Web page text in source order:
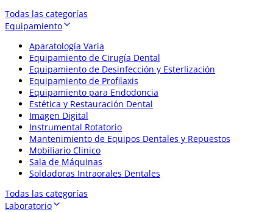
Todas las categorías
Equipamiento
Aparatología Varia
Equipamiento de Cirugía Dental
Equipamiento de Desinfección y Esterlización
Equipamiento de Profilaxis
Equipamiento para Endodoncia
Estética y Restauración Dental
Imagen Digital
Instrumental Rotatorio
Mantenimiento de Equipos Dentales y Repuestos
Mobiliario Clinico
Sala de Máquinas
Soldadoras Intraorales Dentales
Todas las categorías
Laboratorio